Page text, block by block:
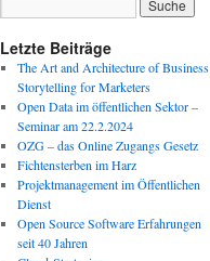
Letzte Beiträge
The Art and Architecture of Business
Storytelling for Marketers
Open Data im öffentlichen Sektor –
Seminar am 22.2.2024
OZG – das Online Zugangs Gesetz
Fichtensterben im Harz
Projektmanagement im Öffentlichen
Dienst
Open Source Software Erfahrungen
seit 40 Jahren